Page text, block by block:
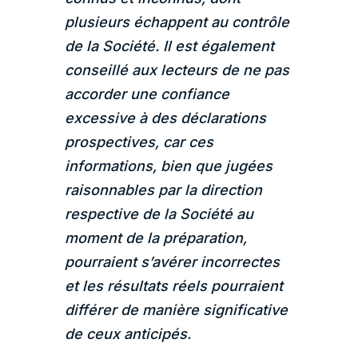
plusieurs échappent au contrôle
de la Société. Il est également
conseillé aux lecteurs de ne pas
accorder une confiance
excessive à des déclarations
prospectives, car ces
informations, bien que jugées
raisonnables par la direction
respective de la Société au
moment de la préparation,
pourraient s’avérer incorrectes
et les résultats réels pourraient
différer de manière significative
de ceux anticipés.